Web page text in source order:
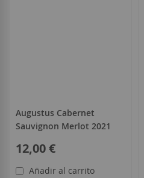
Augustus Cabernet
Sauvignon Merlot 2021
12,00 €
Añadir al carrito